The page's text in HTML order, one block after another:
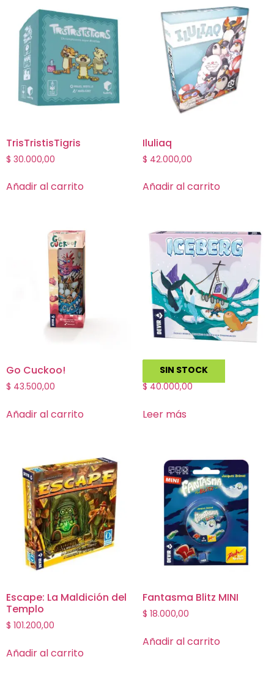
TrisTristisTigris
$ 30.000,00
Añadir al carrito
Iluliaq
$ 42.000,00
Añadir al carrito
Go Cuckoo!
$ 43.500,00
Añadir al carrito
SIN STOCK
Iceberg
$40.000,00
Leer más
Escape: La Maldición del
Templo
$ 101.200,00
Añadir al carrito
Fantasma Blitz MINI
$ 18.000,00
Añadir al carrito